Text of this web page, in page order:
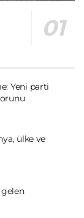
Yeni parti
ülke ve